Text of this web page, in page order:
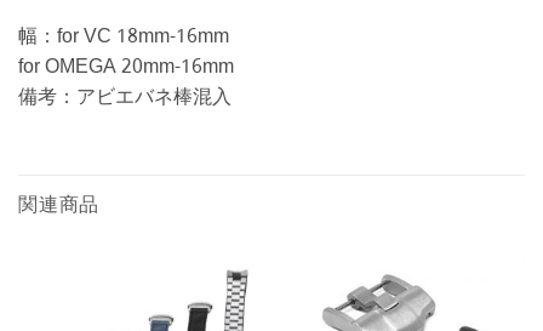
幅：for VC 18mm-16mm
for OMEGA 20mm-16mm
備考：アビエバネ棒混入
関連商品